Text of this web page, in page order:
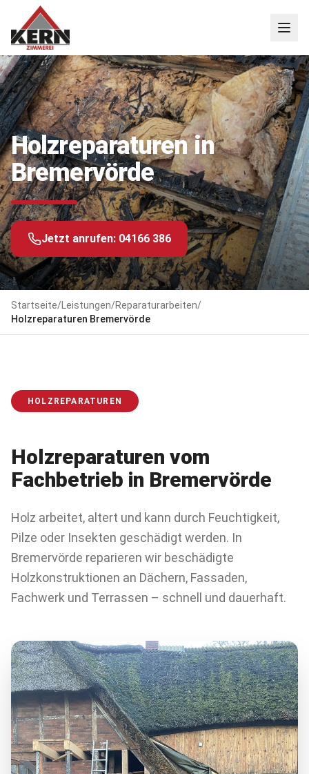
Holzreparaturen in
Bremervörde
Jetzt anrufen: 04166 386
Startseite/ Leistungen/Reparaturarbeiten/
Holzreparaturen Bremervörde
HOLZREPARATUREN
Holzreparaturen vom
Fachbetrieb in Bremervörde
Holz arbeitet, altert und kann durch Feuchtigkeit,
Pilze oder Insekten geschädigt werden. In
Bremervörde reparieren wir beschädigte
Holzkonstruktionen an Dächern, Fassaden,
Fachwerk und Terrassen – schnell und dauerhaft.